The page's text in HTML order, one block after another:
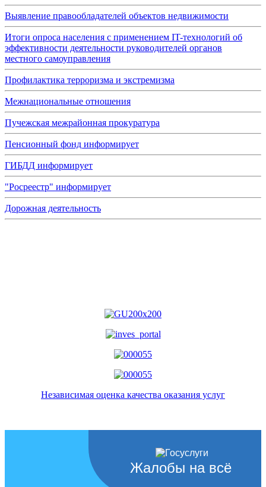
Выявление правообладателей объектов недвижимости
Итоги опроса населения с применением IT-технологий об
эффективности деятельности руководителей органов
местного самоуправления
Профилактика терроризма и экстремизма
Межнациональные отношения
Пучежская межрайонная прокуратура
Пенсионный фонд информирует
ГИБДД информирует
"Росреестр" информирует
Дорожная деятельность
Независимая оценка качества оказания услуг
Жалобы на всё